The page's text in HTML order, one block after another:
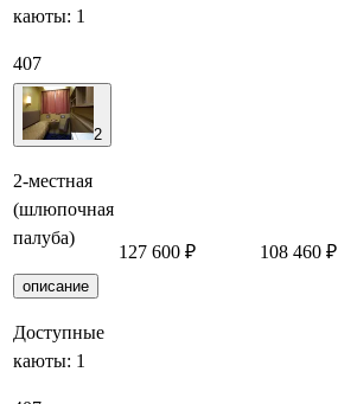
каюты: 1
407
2
2-местная
(шлюпочная
палуба)
описание
Доступные
каюты: 1
127 600 ₽ 108 460 ₽